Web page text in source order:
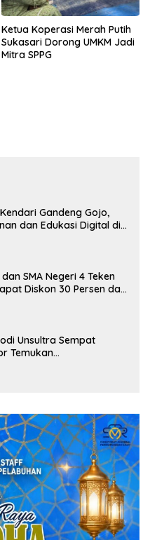
Ketua Koperasi Merah Putih
Sukasari Dorong UMKM Jadi
Mitra SPPG
Gandeng Gojo,
dan Edukasi Digital di
SMA Negeri 4 Teken
Diskon 30 Persen dan
Unsultra Sempat
Temukan